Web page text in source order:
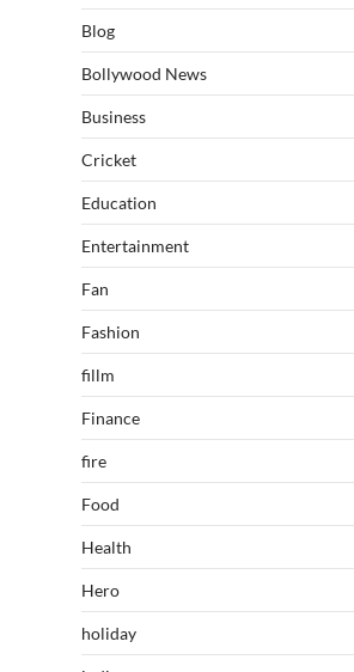
Blog
Bollywood News
Business
Cricket
Education
Entertainment
Fan
Fashion
fillm
Finance
fire
Food
Health
Hero
holiday